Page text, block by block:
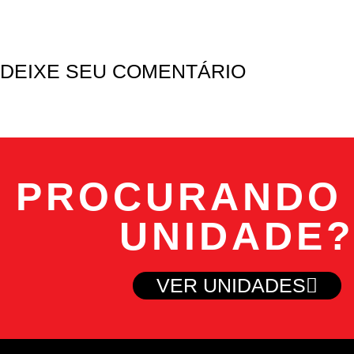
DEIXE SEU COMENTÁRIO
PROCURANDO
UNIDADE?
VER UNIDADES